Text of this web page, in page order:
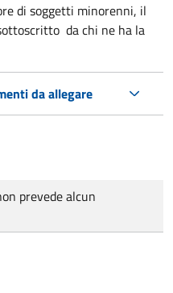
di soggetti minorenni, il
da chi ne ha la
da allegare
prevede alcun